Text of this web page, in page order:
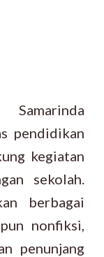
pendidikan
kegiatan
sekolah.
berbagai
nonfiksi,
penunjang